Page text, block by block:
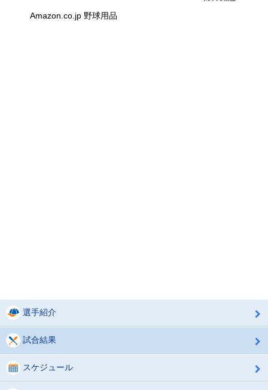
Amazon.co.jp 野球用品
選手紹介
試合結果
スケジュール